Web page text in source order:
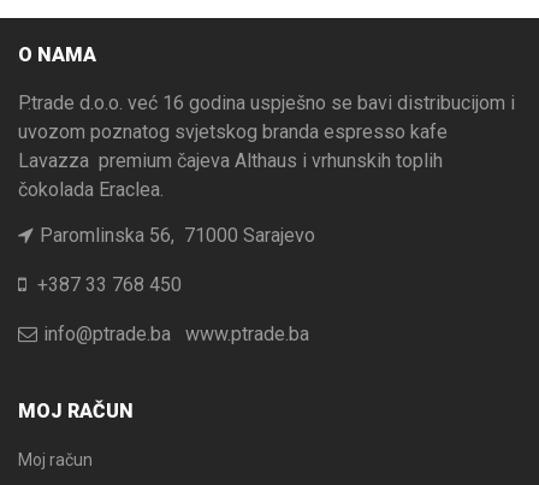
O NAMA
P.trade d.o.o. već 16 godina uspješno se bavi distribucijom i
uvozom poznatog svjetskog branda espresso kafe
Lavazza premium čajeva Althaus i vrhunskih toplih
čokolada Eraclea.
Paromlinska 56, 71000 Sarajevo
+387 33 768 450
info@ptrade.ba www.ptrade.ba
MOJ RAČUN
Moj račun